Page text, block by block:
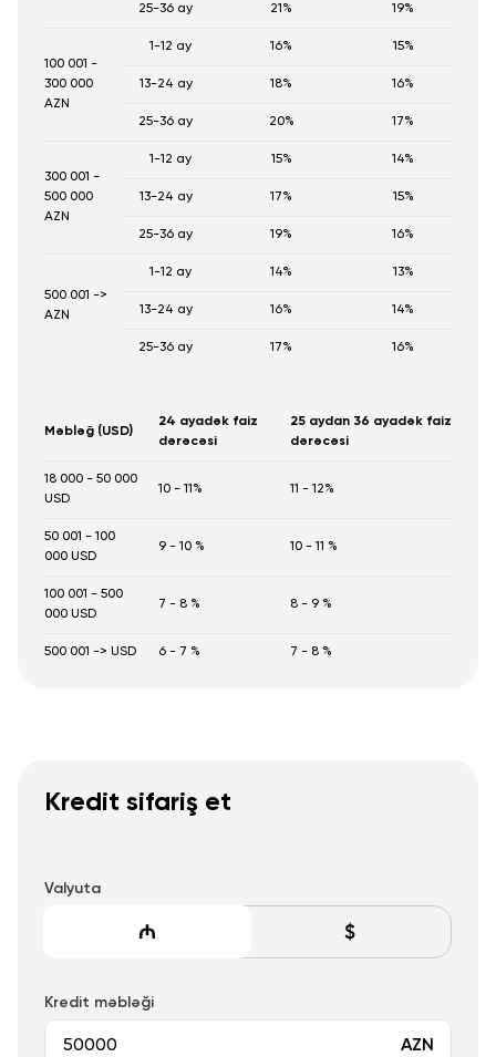
25-36 ay 21% 19%
100 001 -
300 000
AZN
1-12 ay 16% 15%
13-24 ay 18% 16%
25-36 ay 20% 17%
300 001 -
500 000
AZN
1-12 ay 15% 14%
13-24 ay 17% 15%
25-36 ay 19% 16%
500 001 ->
AZN
1-12 ay 14% 13%
13-24 ay 16% 14%
25-36 ay 17% 16%
Məbləğ (USD)
24 ayadək faiz
dərəcəsi
25 aydan 36 ayadək faiz
dərəcəsi
18 000 - 50 000
USD
10 - 11% 11 - 12%
50 001 - 100
000 USD
9 - 10 % 10 - 11 %
100 001 - 500
000 USD
7 - 8 % 8 - 9 %
500 001 -> USD 6 - 7 % 7 - 8 %
Kredit sifariş et
Valyuta
Kredit məbləği
AZN